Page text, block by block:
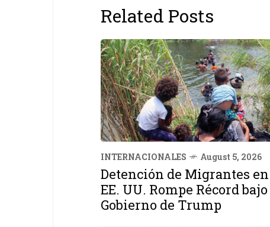
Related Posts
INTERNACIONALES August 5, 2026
Detención de Migrantes en
EE. UU. Rompe Récord bajo
Gobierno de Trump